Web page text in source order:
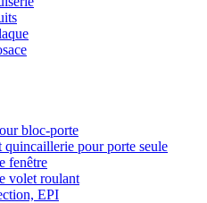
bloc-porte
quincaillerie pour porte seule
fenêtre
volet roulant
EPI